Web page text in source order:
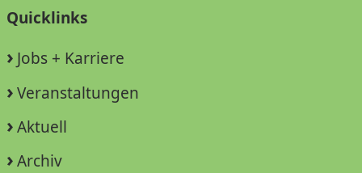
Quicklinks
Jobs + Karriere
Veranstaltungen
Aktuell
Archiv